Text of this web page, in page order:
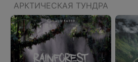
АРКТИЧЕСКАЯ ТУНДРА